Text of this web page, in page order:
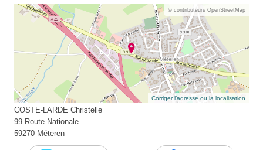
© contributeurs OpenStreetMap
Corriger l’adresse ou la localisation
COSTE-LARDE Christelle
99 Route Nationale
59270 Méteren